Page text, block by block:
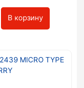
В корзину